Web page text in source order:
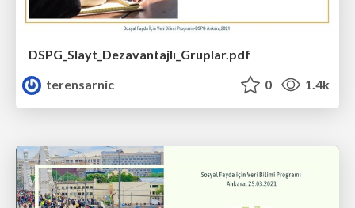
DSPG_Slayt_Dezavantajlı_Gruplar.pdf
terensarnic
0 1.4k